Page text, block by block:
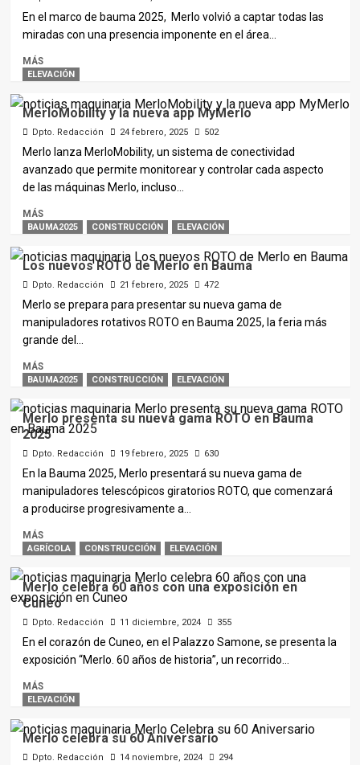
En el marco de bauma 2025, Merlo volvió a captar todas las
miradas con una presencia imponente en el área...
MÁS
ELEVACIÓN
MerloMobility y la nueva app MyMerlo
Dpto. Redacción 24 febrero, 2025 502
Merlo lanza MerloMobility, un sistema de conectividad
avanzado que permite monitorear y controlar cada aspecto
de las máquinas Merlo, incluso...
MÁS
BAUMA2025 CONSTRUCCIÓN ELEVACIÓN
Los nuevos ROTO de Merlo en Bauma
Dpto. Redacción 21 febrero, 2025 472
Merlo se prepara para presentar su nueva gama de
manipuladores rotativos ROTO en Bauma 2025, la feria más
grande del...
MÁS
BAUMA2025 CONSTRUCCIÓN ELEVACIÓN
Merlo presenta su nueva gama ROTO en Bauma
2025
Dpto. Redacción 19 febrero, 2025 630
En la Bauma 2025, Merlo presentará su nueva gama de
manipuladores telescópicos giratorios ROTO, que comenzará
a producirse progresivamente a...
MÁS
AGRÍCOLA CONSTRUCCIÓN ELEVACIÓN
Merlo celebra 60 años con una exposición en
Cuneo
Dpto. Redacción 11 diciembre, 2024 355
En el corazón de Cuneo, en el Palazzo Samone, se presenta la
exposición “Merlo. 60 años de historia”, un recorrido...
MÁS
ELEVACIÓN
Merlo celebra su 60 Aniversario
Dpto. Redacción 14 noviembre, 2024 294